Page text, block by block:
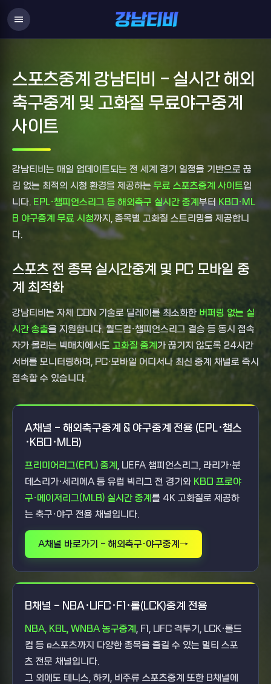
menu
스포츠중계 강남티비 - 실시간 해외
축구중계 및 고화질 무료야구중계
사이트
강남티비는 매일 업데이트되는 전 세계 경기 일정을 기반으로 끊
김 없는 최적의 시청 환경을 제공하는 무료 스포츠중계 사이트입
니다. EPL·챔피언스리그 등 해외축구 실시간 중계부터KBO·ML
B 야구중계 무료 시청까지, 종목별 고화질 스트리밍을 제공합니
다.
스포츠 전 종목 실시간중계 및 PC 모바일 중
계 최적화
강남티비는 자체 CDN 기술로 딜레이를 최소화한 버퍼링 없는 실
시간 송출을 지원합니다. 월드컵·챔피언스리그 결승 등 동시 접속
자가 몰리는 빅매치에서도 고화질 중계 가 끊기지 않도록 24시간
서버를 모니터링하며, PC·모바일 어디서나 최신 중계 채널로 즉시
접속할 수 있습니다.
A채널 - 해외축구중계 & 야구중계 전용 (EPL·챔스
·KBO·MLB)
프리미어리그(EPL) 중계 , UEFA 챔피언스리그, 라리가·분
데스리가·세리에A 등 유럽 빅리그 전 경기와 KBO 프로야
구·메이저리그(MLB) 실시간 중계 를 4K 고화질로 제공하
는 축구·야구 전용 채널입니다.
A채널 바로가기 - 해외축구·야구중계
B채널 - NBA·UFC·F1·롤(LCK)중계 전용
NBA, KBL, WNBA 농구중계 , F1, UFC 격투기, LCK·롤드
컵 등 e스포츠까지 다양한 종목을 즐길 수 있는 멀티 스포
츠 전문 채널입니다.
그 외에도 테니스, 하키, 비주류 스포츠중계 또한 B채널에